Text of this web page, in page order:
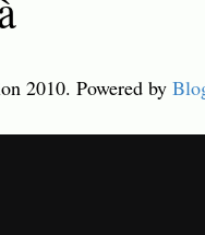
2010. Powered by